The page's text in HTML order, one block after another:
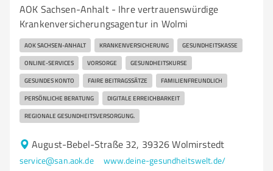
AOK Sachsen-Anhalt - Ihre vertrauenswürdige
Krankenversicherungsagentur in Wolmi
AOK SACHSEN-ANHALT KRANKENVERSICHERUNG GESUNDHEITSKASSE
ONLINE-SERVICES VORSORGE GESUNDHEITSKURSE
GESUNDES KONTO FAIRE BEITRAGSSÄTZE FAMILIENFREUNDLICH
PERSÖNLICHE BERATUNG DIGITALE ERREICHBARKEIT
REGIONALE GESUNDHEITSVERSORGUNG.
August-Bebel-Straße 32, 39326 Wolmirstedt
service@san.aok.de www.deine-gesundheitswelt.de/